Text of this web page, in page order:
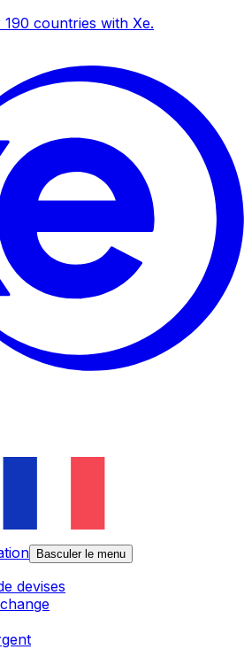
countries with Xe.
Basculer le menu
devises